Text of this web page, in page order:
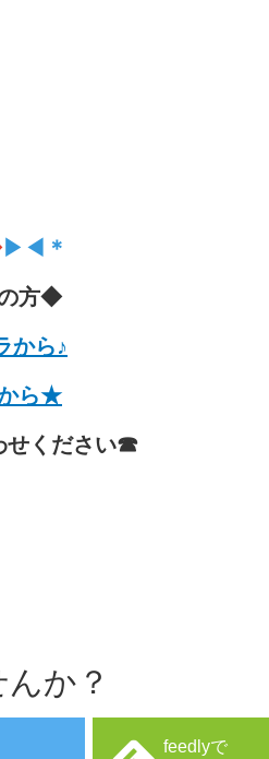
▶◀＊
方◆
から♪
ら★
せください☎
か？
feedlyで